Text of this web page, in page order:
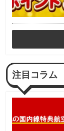
注目コラム